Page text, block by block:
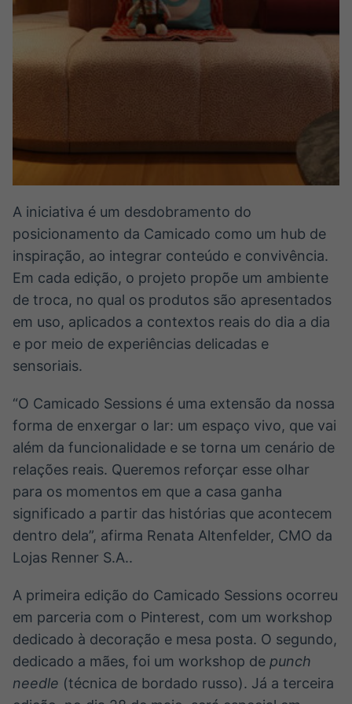
A iniciativa é um desdobramento do
posicionamento da Camicado como um hub de
inspiração, ao integrar conteúdo e convivência.
Em cada edição, o projeto propõe um ambiente
de troca, no qual os produtos são apresentados
em uso, aplicados a contextos reais do dia a dia
e por meio de experiências delicadas e
sensoriais.
“O Camicado Sessions é uma extensão da nossa
forma de enxergar o lar: um espaço vivo, que vai
além da funcionalidade e se torna um cenário de
relações reais. Queremos reforçar esse olhar
para os momentos em que a casa ganha
significado a partir das histórias que acontecem
dentro dela”, afirma Renata Altenfelder, CMO da
Lojas Renner S.A..
A primeira edição do Camicado Sessions ocorreu
em parceria com o Pinterest, com um workshop
dedicado à decoração e mesa posta. O segundo,
dedicado a mães, foi um workshop de punch
needle (técnica de bordado russo). Já a terceira